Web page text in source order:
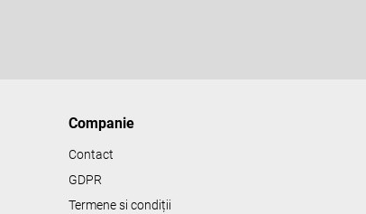
Companie
Contact
GDPR
Termene si condiții